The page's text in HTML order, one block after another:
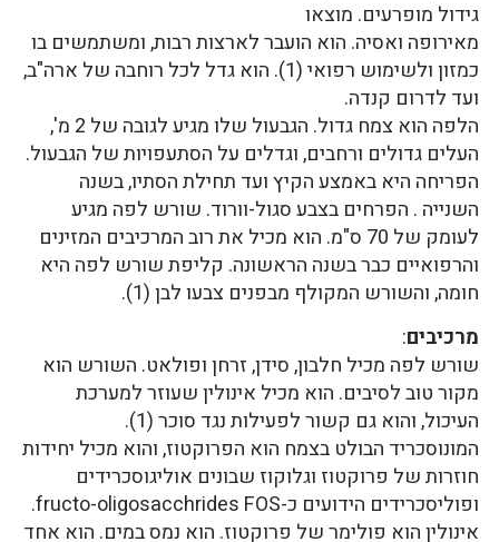
גידול מופרעים. מוצאו
מאירופה ואסיה. הוא הועבר לארצות רבות, ומשתמשים בו
כמזון ולשימוש רפואי (1). הוא גדל לכל רוחבה של ארה"ב,
ועד לדרום קנדה.
הלפה הוא צמח גדול. הגבעול שלו מגיע לגובה של 2 מ',
העלים גדולים ורחבים, וגדלים על הסתעפויות של הגבעול.
הפריחה היא באמצע הקיץ ועד תחילת הסתיו, בשנה
השנייה . הפרחים בצבע סגול-וורוד. שורש לפה מגיע
לעומק של 70 ס"מ. הוא מכיל את רוב המרכיבים המזינים
והרפואיים כבר בשנה הראשונה. קליפת שורש לפה היא
חומה, והשורש המקולף מבפנים צבעו לבן (1).
מרכיבים:
שורש לפה מכיל חלבון, סידן, זרחן ופולאט. השורש הוא
מקור טוב לסיבים. הוא מכיל אינולין שעוזר למערכת
העיכול, והוא גם קשור לפעילות נגד סוכר (1).
המונוסכריד הבולט בצמח הוא הפרוקטוז, והוא מכיל יחידות
חוזרות של פרוקטוז וגלוקוז שבונים אוליגוסכרידים
ופוליסכרידים הידועים כ-fructo-oligosacchrides FOS.
אינולין הוא פולימר של פרוקטוז. הוא נמס במים. הוא אחד